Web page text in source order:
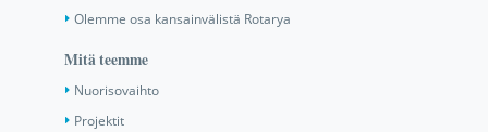
Olemme osa kansainvälistä Rotarya
Mitä teemme
Nuorisovaihto
Projektit